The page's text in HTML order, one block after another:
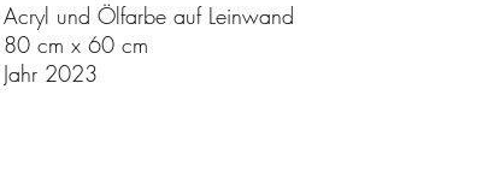
Acryl und Ölfarbe auf Leinwand
80 cm x 60 cm
Jahr 2023